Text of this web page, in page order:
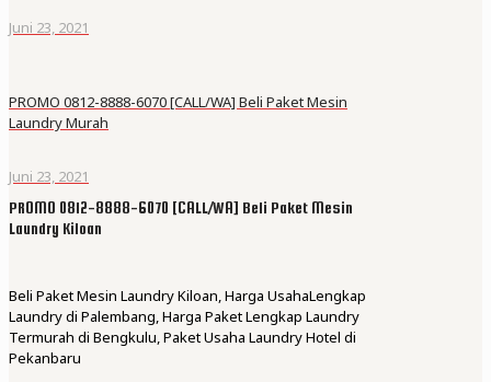
Juni 23, 2021
PROMO 0812-8888-6070 [CALL/WA] Beli Paket Mesin
Laundry Murah
Juni 23, 2021
PROMO 0812-8888-6070 [CALL/WA] Beli Paket Mesin
Laundry Kiloan
Beli Paket Mesin Laundry Kiloan, Harga UsahaLengkap
Laundry di Palembang, Harga Paket Lengkap Laundry
Termurah di Bengkulu, Paket Usaha Laundry Hotel di
Pekanbaru